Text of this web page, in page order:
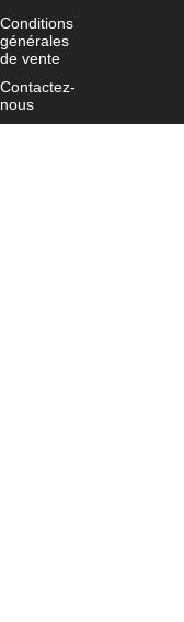
Conditions
générales
de vente
Contactez-
nous